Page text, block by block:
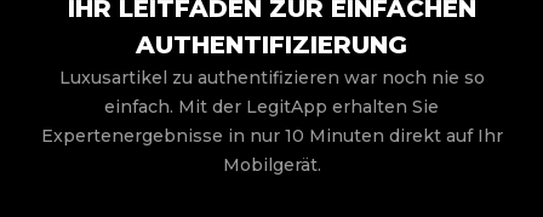
IHR LEITFADEN ZUR EINFACHEN
AUTHENTIFIZIERUNG
Luxusartikel zu authentifizieren war noch nie so
einfach. Mit der LegitApp erhalten Sie
Expertenergebnisse in nur 10 Minuten direkt auf Ihr
Mobilgerät.